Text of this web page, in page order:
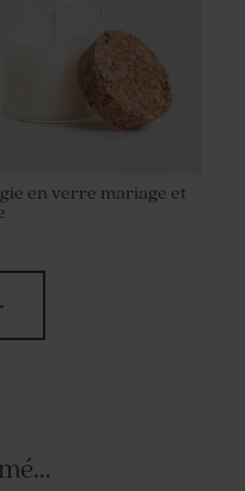
en verre mariage et